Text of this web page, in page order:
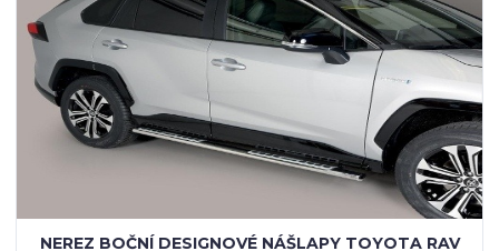
NEREZ BOČNÍ DESIGNOVÉ NÁŠLAPY TOYOTA RAV